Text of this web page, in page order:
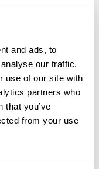
and ads, to
our traffic.
use of our site with
partners who
that you’ve
from your use
un avis !